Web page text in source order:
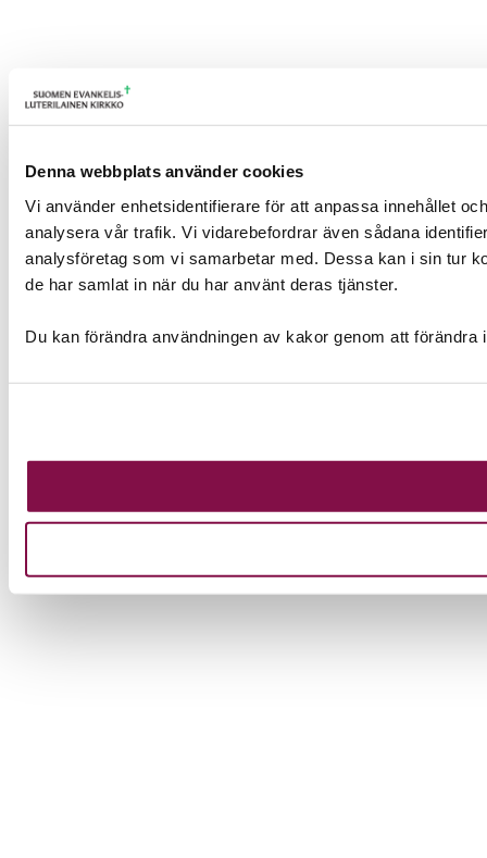
Denna webbplats använder cookies
Vi använder enhetsidentifierare för att anpassa innehållet
analysera vår trafik. Vi vidarebefordrar även sådana
analysföretag som vi samarbetar med. Dessa kan i sin tur
de har samlat in när du har använt deras tjänster.
Du kan förändra användningen av kakor genom att